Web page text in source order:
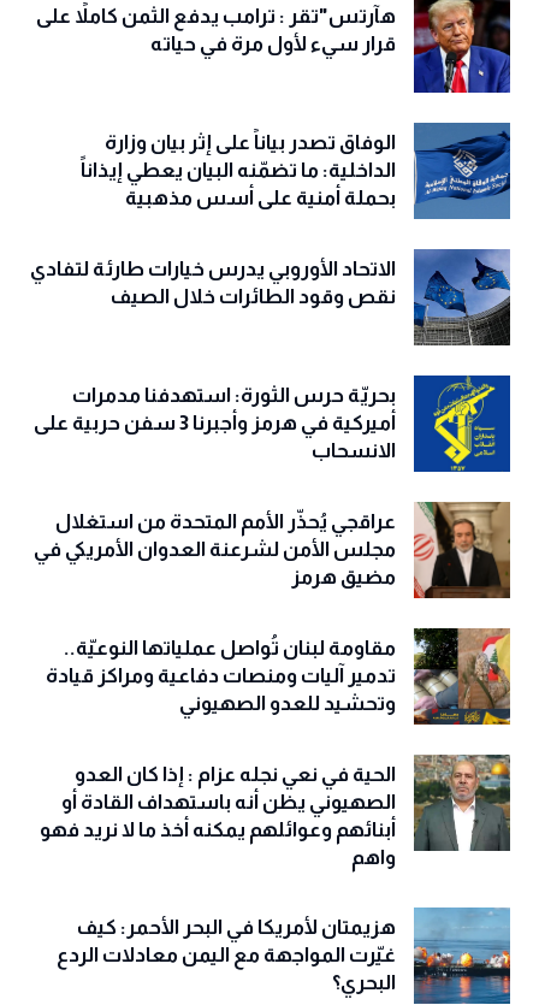
هآرتس"تقر : ترامب يدفع الثمن كاملاً على
قرار سيء لأول مرة في حياته
الوفاق تصدر بياناً على إثر بيان وزارة
الداخلية: ما تضمّنه البيان يعطي إيذاناً
بحملة أمنية على أسس مذهبية
الاتحاد الأوروبي يدرس خيارات طارئة لتفادي
نقص وقود الطائرات خلال الصيف
بحريّة حرس الثورة: استهدفنا مدمرات
أميركية في هرمز وأجبرنا 3 سفن حربية على
الانسحاب
عراقجي يُحذّر الأمم المتحدة من استغلال
مجلس الأمن لشرعنة العدوان الأمريكي في
مضيق هرمز
مقاومة لبنان تُواصل عملياتها النوعيّة..
تدمير آليات ومنصات دفاعية ومراكز قيادة
وتحشيد للعدو الصهيوني
الحية في نعي نجله عزام : إذا كان العدو
الصهيوني يظن أنه باستهداف القادة أو
أبنائهم وعوائلهم يمكنه أخذ ما لا نريد فهو
واهم
هزيمتان لأمريكا في البحر الأحمر: كيف
غيّرت المواجهة مع اليمن معادلات الردع
البحري؟